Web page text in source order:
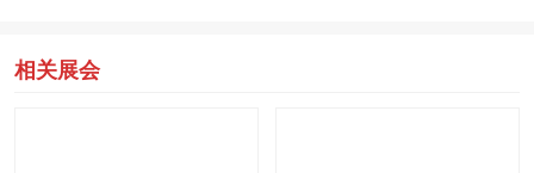
相关展会